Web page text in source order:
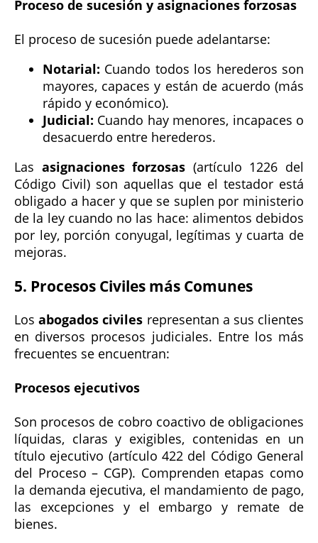
Proceso de sucesión y asignaciones forzosas
El proceso de sucesión puede adelantarse:
Notarial: Cuando todos los herederos son
mayores, capaces y están de acuerdo (más
rápido y económico).
Judicial: Cuando hay menores, incapaces o
desacuerdo entre herederos.
Las asignaciones forzosas (artículo 1226 del
Código Civil) son aquellas que el testador está
obligado a hacer y que se suplen por ministerio
de la ley cuando no las hace: alimentos debidos
por ley, porción conyugal, legítimas y cuarta de
mejoras.
5. Procesos Civiles más Comunes
Losabogados civiles representan a sus clientes
en diversos procesos judiciales. Entre los más
frecuentes se encuentran:
Procesos ejecutivos
Son procesos de cobro coactivo de obligaciones
líquidas, claras y exigibles, contenidas en un
título ejecutivo (artículo 422 del Código General
del Proceso – CGP). Comprenden etapas como
la demanda ejecutiva, el mandamiento de pago,
las excepciones y el embargo y remate de
bienes.